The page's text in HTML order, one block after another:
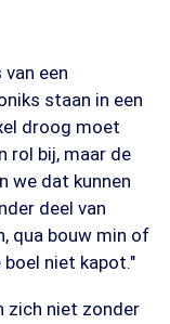
een
staan in een
droog moet
rol bij, maar de
we dat kunnen
deel van
qua bouw min of
boel niet kapot."
zich niet zonder